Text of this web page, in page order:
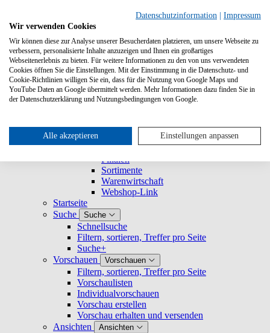
Buchhandlungen Buchhandlungen
Registrieren und Login
Nutzerprofil
Nutzerprofil
Mein Profil
Mein Unternehmen
Mein Unternehmen
Rechtesets
Gruppen
Verbundene Unternehmen
Warengruppen
Filialen
Sortimente
Warenwirtschaft
Webshop-Link
Startseite
Suche
Suche
Schnellsuche
Filtern, sortieren, Treffer pro Seite
Suche+
Vorschauen
Vorschauen
Filtern, sortieren, Treffer pro Seite
Vorschaulisten
Individualvorschauen
Vorschau erstellen
Vorschau erhalten und versenden
Ansichten
Ansichten
Datenschutzinformation
Impressum
Wir verwenden Cookies
Wir können diese zur Analyse unserer Besucherdaten platzieren, um unsere Webseite zu
verbessern, personalisierte Inhalte anzuzeigen und Ihnen ein großartiges
Webseitenerlebnis zu bieten. Für weitere Informationen zu den von uns verwendeten
Cookies öffnen Sie die Einstellungen. Mit der Einstimmung in die Datenschutz- und
Cookie-Richtlinien willigen Sie ein, dass für die Nutzung von Google Maps und
YouTube Daten an Google übermittelt werden. Mehr Informationen dazu finden Sie in
der Datenschutzerklärung und Nutzungsbedingungen von Google.
Alle akzeptieren Einstellungen anpassen